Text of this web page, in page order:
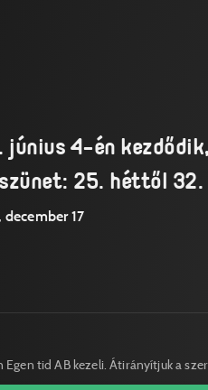
június 4-én
25. héttől
17
tid AB kezeli. Átirányítjuk a